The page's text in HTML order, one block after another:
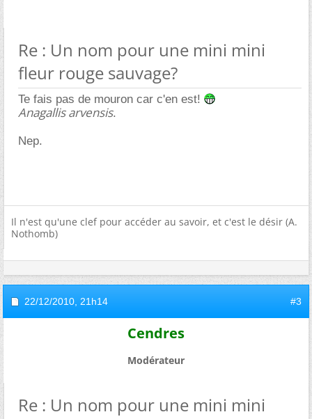
Re : Un nom pour une mini mini
fleur rouge sauvage?
Te fais pas de mouron car c'en est!
Anagallis arvensis.
Nep.
Il n'est qu'une clef pour accéder au savoir, et c'est le désir (A.
Nothomb)
22/12/2010, 21h14 #3
Cendres
Modérateur
Re : Un nom pour une mini mini